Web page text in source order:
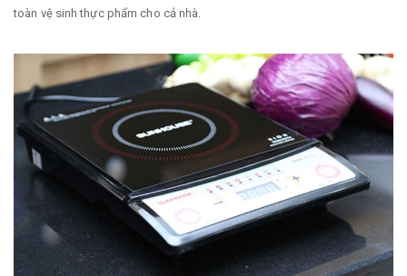
toàn vệ sinh thực phẩm cho cả nhà.